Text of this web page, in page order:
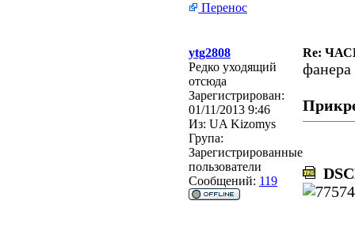
Перенос
ytg2808
Re:
Редко уходящий
отсюда
Зарегистрирован:
01/11/2013 9:46
Из: UA Kizomys
Група:
Зарегистрированные
пользователи
Сообщений: 119